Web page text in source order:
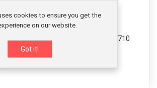
rukavice bez pristiju od satena 7710
cookies to ensure you get the
on our website.
Got it!